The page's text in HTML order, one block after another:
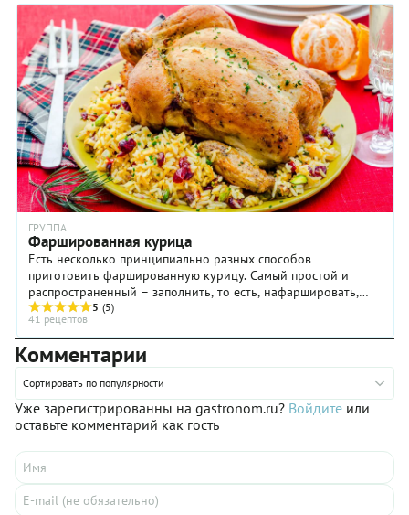
ГРУППА
Фаршированная курица
Есть несколько принципиально разных способов
приготовить фаршированную курицу. Самый простой и
распространенный – заполнить, то есть, нафаршировать,
полость тушки. Пусть это будет лимон или пучок ...
5 (5)
41 рецептов
Комментарии
Сортировать по популярности
Уже зарегистрированны на gastronom.ru? Войдите или
оставьте комментарий как гость